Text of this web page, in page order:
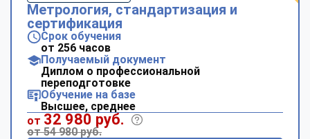
Метрология, стандартизация и
сертификация
Срок обучения
от 256 часов
Получаемый документ
Диплом о профессиональной
переподготовке
Обучение на базе
Высшее, среднее
от 32 980 руб.
от 54 980 руб.